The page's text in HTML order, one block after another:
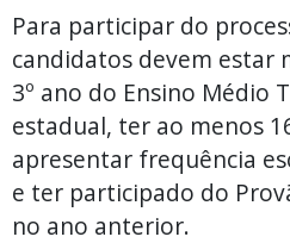
Para participar do
candidatos devem estar
3º ano do Ensino Médio
estadual, ter ao menos
apresentar frequência
e ter participado do
no ano anterior.